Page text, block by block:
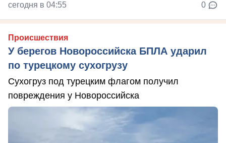
сегодня в 04:55 0
Происшествия
У берегов Новороссийска БПЛА ударил
по турецкому сухогрузу
Сухогруз под турецким флагом получил
повреждения у Новороссийска